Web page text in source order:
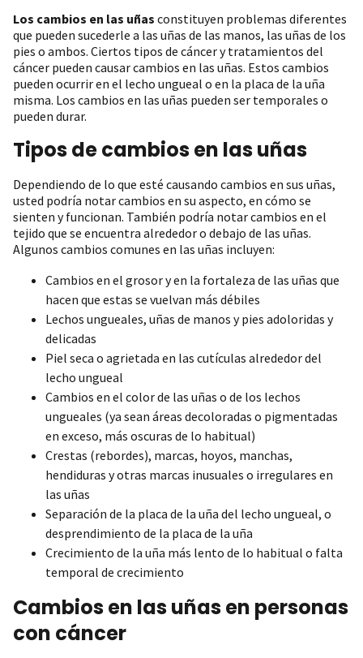
Los cambios en las uñas constituyen problemas diferentes
que pueden sucederle a las uñas de las manos, las uñas de los
pies o ambos. Ciertos tipos de cáncer y tratamientos del
cáncer pueden causar cambios en las uñas. Estos cambios
pueden ocurrir en el lecho ungueal o en la placa de la uña
misma. Los cambios en las uñas pueden ser temporales o
pueden durar.
Tipos de cambios en las uñas
Dependiendo de lo que esté causando cambios en sus uñas,
usted podría notar cambios en su aspecto, en cómo se
sienten y funcionan. También podría notar cambios en el
tejido que se encuentra alrededor o debajo de las uñas.
Algunos cambios comunes en las uñas incluyen:
Cambios en el grosor y en la fortaleza de las uñas que
hacen que estas se vuelvan más débiles
Lechos ungueales, uñas de manos y pies adoloridas y
delicadas
Piel seca o agrietada en las cutículas alrededor del
lecho ungueal
Cambios en el color de las uñas o de los lechos
ungueales (ya sean áreas decoloradas o pigmentadas
en exceso, más oscuras de lo habitual)
Crestas (rebordes), marcas, hoyos, manchas,
hendiduras y otras marcas inusuales o irregulares en
las uñas
Separación de la placa de la uña del lecho ungueal, o
desprendimiento de la placa de la uña
Crecimiento de la uña más lento de lo habitual o falta
temporal de crecimiento
Cambios en las uñas en personas
con cáncer